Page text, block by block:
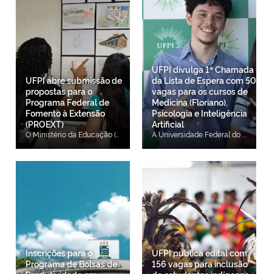
UFPI abre submissão de
propostas para o
Programa Federal de
Fomento à Extensão
(PROEXT)
UFPI divulga 1ª Chamada
da Lista de Espera com 50
vagas para os cursos de
Medicina (Floriano),
Psicologia e Inteligência
Artificial
A Universidade Federal do Piauí (UFPI) divulgou, nesta quinta-feira (06/08), a 1ª Chamada da Lista de Espera com 50 vagas para os cursos de Bacharelado em Medicina no Campus Amílcar Ferreira Sobral (CAFS), em Floriano, Bacharelado em Psicologia e Bacharelado em Inteligência Artificial no Campus Ministro Petrônio Portella (CMPP), em Teresina. As matrículas institucionais ocorrem conforme o cronograma do Edital PREG/UFPI nº 39, de 05 de agosto de 2026 e são realizadas exclusivamente on-line no Sistema de Matrícula da UFPI no site: https://matriculagraduacao.ufpi.br/. Do total de vagas oferecidas, 50% são destinadas a estudantes que cursaram integralmente e exclusivamente o Ensino Médio na rede pública ou em escolas comunitárias que atuam no âmbito da educação do campo conveniadas com o poder público, conforme estabelece a Lei nº 12.711/2012. A partir dessa exigência, há reserva de vagas a estudantes com renda familiar bruta per capita mensal menor ou igual a 1 salário mínimo, autodeclarados pretos, pardos, indígenas ou quilombolas e para pessoas com deficiência. Prazo para envio da documentação de validação de cotas - Para candidatos cotistas que precisam comprovar critérios de etnia e raça e/ou baixa renda e/ou pessoa com deficiência (PPI-1, Q-1, PCD-1, EP-1, PPI-2 e PCD-2), o envio de documentação de validação das cotas no Sistema de Matrícula da UFPI (https://matriculagraduacao.ufpi.br/) ocorre das 8h do dia 07 de agosto de 2026 às 23h59 do dia 11 de agosto de 2026, conforme estabelece o cronograma do Edital PREG/UFPI nº 39/2026 de 05 de agosto de 2026 e os procedimentos descritos no Edital UFPI nº 06/2026 de 01 de junho de 2026, ambos disponíveis na página da COPESE/UFPI (https://copese.ufpi.br/concursos/processo-seletivo-psicologia-inteligencia-artificial-medicina/). Prazo para envio da Documentação Básica para todos os candidatos (Cotistas e Ampla Concorrência) - Os candidatos da Ampla Concorrência (AC) e os candidatos cotistas devem enviar a Documentação Básica no Sistema de Matrícula da UFPI (https://matriculagraduacao.ufpi.br/), das 8h do dia 07 de agosto de 2026 às 23h59 do dia 11 de agosto de 2026. A documentação básica está disponível no Anexo III (A a I) do Edital UFPI nº 06/2026 de 01 de junho de 2026, disponível na página da UFPI (https://copese.ufpi.br/concursos/processo-seletivo-psicologia-inteligencia-artificial-medicina/). A Matrícula Institucional é um procedimento obrigatório para todos os candidatos convocados nas chamadas (Chamada Regular e Listas de Espera). Nesta primeira etapa das matrículas na UFPI, o aluno formaliza seu vínculo com a Instituição. Há ainda a segunda fase, chamada de “matrícula curricular", que vincula o aluno às disciplinas, que ocorre mais à frente, também on-line (via portal do discente no Sistema Integrado de Gestão de Atividades Acadêmicas (SIGAA). ATENÇÃO! O preenchimento das vagas remanescentes pelos candidatos da Lista de Espera ocorrerá conforme estabelecido no Edital UFPI nº 06/2026 de 01 de junho de 2026. O candidato cotista (PPI 1, Q 1, PCD 1, EP 1, PPI 2, Q 2, PCD 2 ou EP2) que for selecionado e convocado para ocupar a vaga de Ampla Concorrência (AC), conforme preconiza a legislação vigente, deverá apresentar a documentação comprobatória referente à Ampla Concorrência, sendo dispensada apresentação dos documentos referente à cota escolhida. O candidato cotista (PPI 1, Q 1, PCD 1, EP 1, PPI 2, Q 2, PCD 2 ou EP2) que for selecionado e convocado para ocupar a vaga de outra modalidade de cota, conforme preconiza a legislação vigente, deverá apresentar a documentação comprobatória referente à cota para a qual foi convocado, em concordância com o questionário do perfil socioeconômico respondido pelo candidato no ato de inscrição do SISU. Quando um determinado tipo de vaga de cotas não possuir mais candidatos aptos na espera, a convocação adotará a sistemática disposta nos Art. 14º e 15º, da Portaria Normativa nº 18, de 11 de outubro de 2012 e na Seção IV da Portaria Normativa nº 21, de 5 de novembro de 2012. Neste caso, o candidato (AC ou Cotista) será identificado com um símbolo (#, *, &, %, @, ^, ~, $ ou AC) ao lado do número do CPF e período de ingresso, e a legenda relacionada ao símbolo encontra-se no final do documento, informando a modalidade de concorrência original do candidato. Especificamente neste caso, o candidato deverá apresentar os documentos referentes a sua concorrência original (AC ou Cota escolhida). As vagas não ocupadas ao final da Chamada Regular (1º convocação) serão preenchidas mediante utilização da lista de espera disponibilizada pela COPESE pelo site da UFPI ou COPESE. Confira os candidatos aprovados na 1ª Chamada da Lista de Espera dos cursos de Medicina (Floriano), Psicologia e Inteligência Artificial. Edital PREG/UFPI nº 39/2026 - Cronograma e Procedimentos de Matrícula Institucional.
Inscrições para o
Programa de Bolsas de
UFPI publica edital com
156 vagas para inclusão